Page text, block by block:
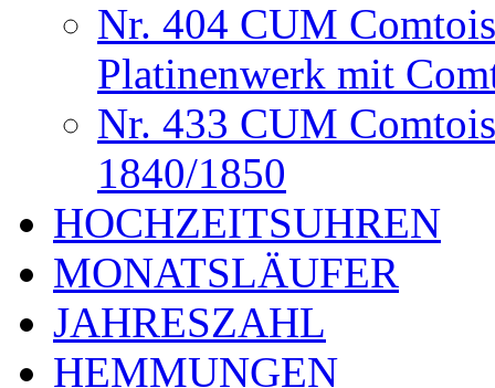
Nr. 404 CUM
Platinenwerk mit
Nr. 433 CUM
1840/1850
HOCHZEITSUHREN
MONATSLÄUFER
JAHRESZAHL
HEMMUNGEN